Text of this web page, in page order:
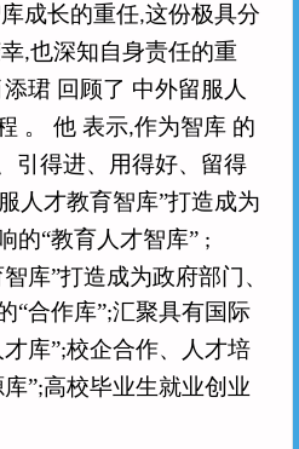
成长的重任,这份极具分
,也深知自身责任的重
添珺 回顾了 中外留服人
。 他 表示,作为智库 的
引得进、用得好、留得
人才教育智库”打造成为
的“教育人才智库” ;
库”打造成为政府部门、
“合作库”;汇聚具有国际
库”;校企合作、人才培
”;高校毕业生就业创业